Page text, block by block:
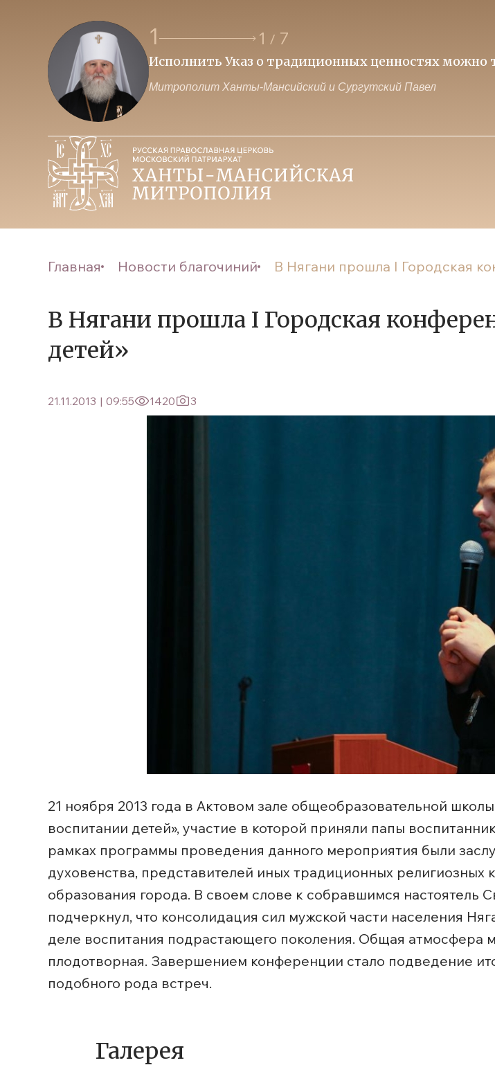
1 1 / 7
Исполнить Указ о традиционных ценностях
Митрополит Ханты-Мансийский и Сургутский Павел
Главная Новости благочиний В Нягани прошла I Городская
В Нягани прошла I Городская
детей»
21.11.2013 | 09:55 1420 3
21 ноября 2013 года в Актовом зале общеобразовательной
воспитании детей», участие в которой приняли папы
рамках программы проведения данного мероприятия были
духовенства, представителей иных традиционных религиозных
образования города. В своем слове к собравшимся настоятель
подчеркнул, что консолидация сил мужской части населения
деле воспитания подрастающего поколения. Общая атмосфера
плодотворная. Завершением конференции стало подведение
подобного рода встреч.
Галерея